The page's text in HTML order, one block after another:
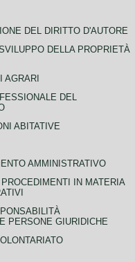
DEL DIRITTO D'AUTORE
DELLA PROPRIETÀ
AGRARI
DEL
ABITATIVE
AMMINISTRATIVO
IN MATERIA
PERSONE GIURIDICHE